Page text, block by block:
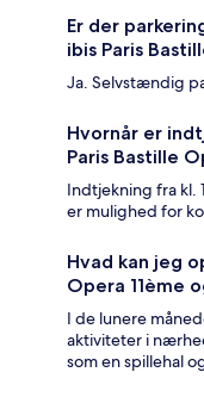
Er der
ibis Paris
Ja. Selvstændig
Hvornår er
Paris Bastille
Indtjekning fra kl.
er mulighed for
Hvad kan jeg
Opera 11ème
I de lunere
aktiviteter i
som en spillehal